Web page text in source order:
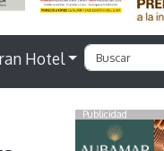
Hotel
Publicidad